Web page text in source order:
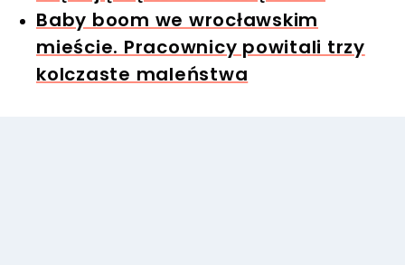
Baby boom we wrocławskim
mieście. Pracownicy powitali trzy
kolczaste maleństwa